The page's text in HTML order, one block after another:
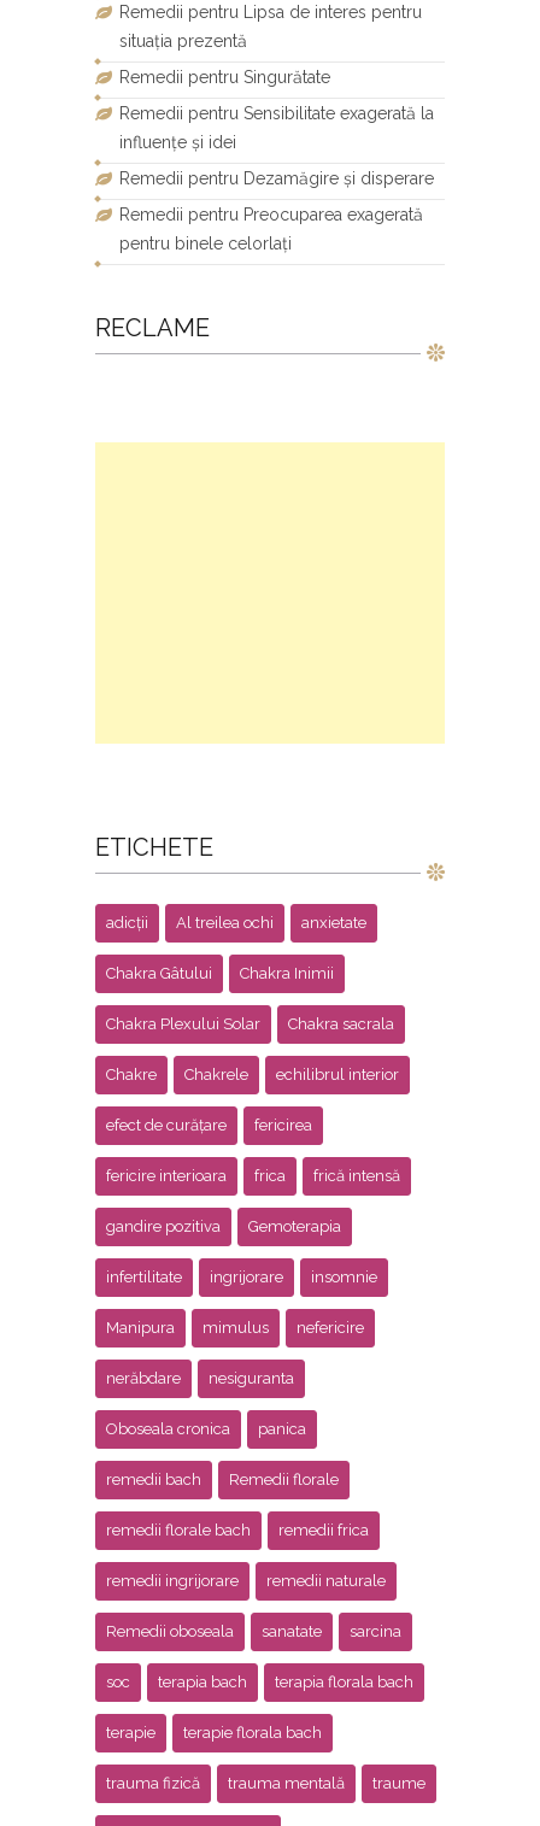
Remedii pentru Lipsa de interes pentru
situația prezentă
Remedii pentru Singurătate
Remedii pentru Sensibilitate exagerată la
influențe și idei
Remedii pentru Dezamăgire și disperare
Remedii pentru Preocuparea exagerată
pentru binele celorlați
RECLAME
ETICHETE
adicții Al treilea ochi anxietate
Chakra Gâtului Chakra Inimii
Chakra Plexului Solar Chakra sacrala
Chakre Chakrele echilibrul interior
efect de curățare fericirea
fericire interioara frica frică intensă
gandire pozitiva Gemoterapia
infertilitate ingrijorare insomnie
Manipura mimulus nefericire
nerăbdare nesiguranta
Oboseala cronica panica
remedii bach Remedii florale
remedii florale bach remedii frica
remedii ingrijorare remedii naturale
Remedii oboseala sanatate sarcina
soc terapia bach terapia florala bach
terapie terapie florala bach
trauma fizică trauma mentală traume